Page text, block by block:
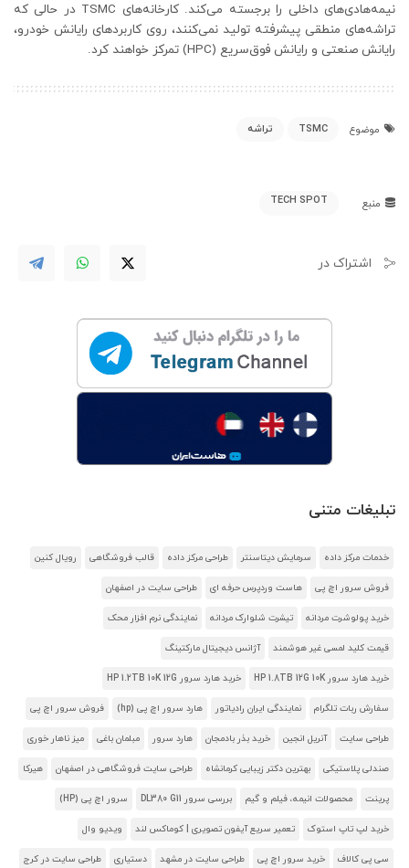
نیمه‌هادی‌های داخلی را برجسته می‌کند. کارخانه‌های TSMC در حالی که
تراشه‌های منطقی پیشرفته تولید نمی‌کنند، روی کاربردهای رایانش خودرو،
رایانش صنعتی و رایانش فوق‌سریع (HPC) تمرکز خواهند کرد.
موضوع TSMC تراشه
منبع TECH SPOT
اشتراک در
تبلیغات متنی
خدمات مرکز داده سرمایش دیتاسنتر طراحی مرکز داده قالب فروشگاهی رویال کنین
فروش سرور اچ پی هاست وردپرس حرفه ای طراحی سایت در اصفهان
خرید پولوشرت مردانه تیشرت شلوارک مردانه نمایندگی نرم افزار محک
قیمت کلید لمسی غیر هوشمند آژانس دیجیتال مارکتینگ
خرید هارد سرور HP 1.8TB 12G 10K خرید هارد سرور HP 1.2TB 10K 12G
سفارش ربات تلگرام نمایندگی ایران رادیاتور هارد سرور اچ پی (hp) فروش سرور اچ پی
طراحی سایت آنریل انجین خرید بذر بادمجان هارد سرور مبلمان باغی میز ناهار خوری
صندلی پلاستیکی بهترین دکتر زیبایی کرمانشاه طراحی سایت فروشگاهی در اصفهان هیرکا
پرینت محصولات انیمه، فیلم و گیم بررسی سرور DL380 G11 سرور اچ پی (HP)
خرید لپ تاپ استوک تعمیر سریع آیفون تصویری | کوماکس لند ویدیو وال
سی پی کالاف خرید سرور اچ پی طراحی سایت در مشهد دستیاری طراحی سایت در کرج